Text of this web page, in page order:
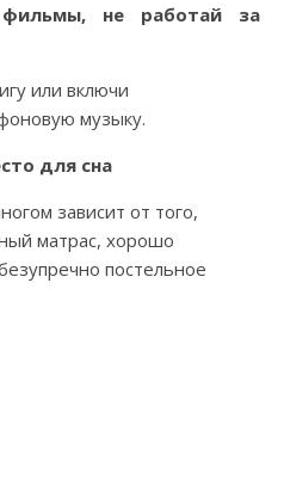
не работай за
или включи
музыку.
для сна
зависит от того,
матрас, хорошо
постельное